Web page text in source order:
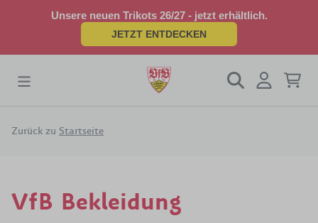
Unsere neuen Trikots 26/27 - jetzt erhältlich.
JETZT ENTDECKEN
Zurück zu Startseite
VfB Bekleidung